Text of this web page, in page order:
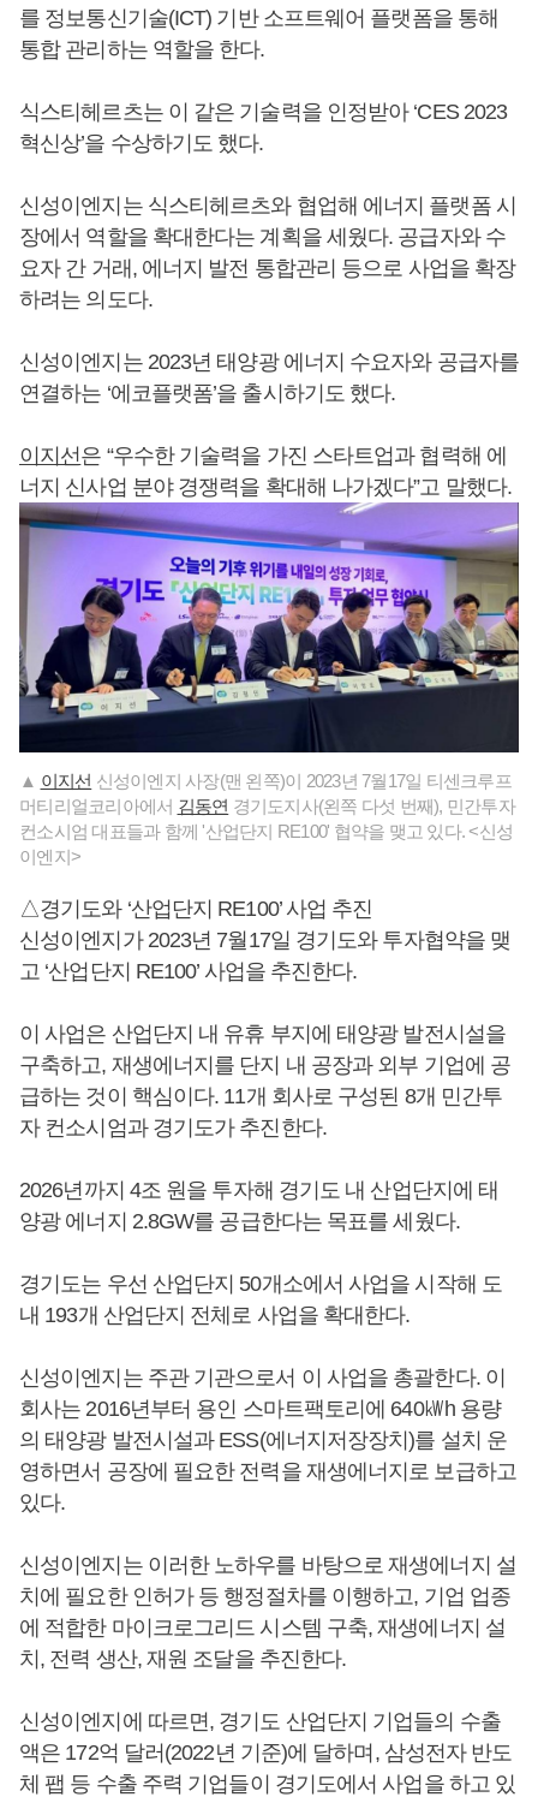
를 정보통신기술(ICT) 기반 소프트웨어 플랫폼을 통해
통합 관리하는 역할을 한다.
식스티헤르츠는 이 같은 기술력을 인정받아 ‘CES 2023
혁신상’을 수상하기도 했다.
신성이엔지는 식스티헤르츠와 협업해 에너지 플랫폼 시
장에서 역할을 확대한다는 계획을 세웠다. 공급자와 수
요자 간 거래, 에너지 발전 통합관리 등으로 사업을 확장
하려는 의도다.
신성이엔지는 2023년 태양광 에너지 수요자와 공급자를
연결하는 ‘에코플랫폼’을 출시하기도 했다.
이지선은 “우수한 기술력을 가진 스타트업과 협력해 에
너지 신사업 분야 경쟁력을 확대해 나가겠다”고 말했다.
▲ 이지선 신성이엔지 사장(맨 왼쪽)이 2023년 7월17일 티센크루프
머티리얼코리아에서 김동연 경기도지사(왼쪽 다섯 번째), 민간투자
컨소시엄 대표들과 함께 '산업단지 RE100' 협약을 맺고 있다. <신성
이엔지>
△경기도와 ‘산업단지 RE100’ 사업 추진
신성이엔지가 2023년 7월17일 경기도와 투자협약을 맺
고 ‘산업단지 RE100’ 사업을 추진한다.
이 사업은 산업단지 내 유휴 부지에 태양광 발전시설을
구축하고, 재생에너지를 단지 내 공장과 외부 기업에 공
급하는 것이 핵심이다. 11개 회사로 구성된 8개 민간투
자 컨소시엄과 경기도가 추진한다.
2026년까지 4조 원을 투자해 경기도 내 산업단지에 태
양광 에너지 2.8GW를 공급한다는 목표를 세웠다.
경기도는 우선 산업단지 50개소에서 사업을 시작해 도
내 193개 산업단지 전체로 사업을 확대한다.
신성이엔지는 주관 기관으로서 이 사업을 총괄한다. 이
회사는 2016년부터 용인 스마트팩토리에 640㎾h 용량
의 태양광 발전시설과 ESS(에너지저장장치)를 설치 운
영하면서 공장에 필요한 전력을 재생에너지로 보급하고
있다.
신성이엔지는 이러한 노하우를 바탕으로 재생에너지 설
치에 필요한 인허가 등 행정절차를 이행하고, 기업 업종
에 적합한 마이크로그리드 시스템 구축, 재생에너지 설
치, 전력 생산, 재원 조달을 추진한다.
신성이엔지에 따르면, 경기도 산업단지 기업들의 수출
액은 172억 달러(2022년 기준)에 달하며, 삼성전자 반도
체 팹 등 수출 주력 기업들이 경기도에서 사업을 하고 있